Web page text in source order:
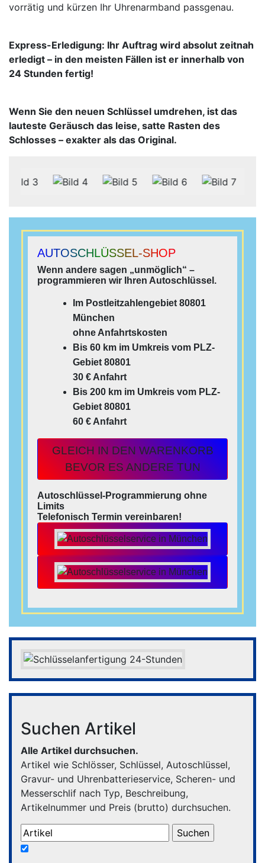
vorrätig und kürzen Ihr Uhrenarmband passgenau.
Express-Erledigung: Ihr Auftrag wird absolut zeitnah
erledigt – in den meisten Fällen ist er innerhalb von
24 Stunden fertig!
Wenn Sie den neuen Schlüssel umdrehen, ist das
lauteste Geräusch das leise, satte Rasten des
Schlosses – exakter als das Original.
AUTOSCHLÜSSEL-SHOP
Wenn andere sagen „unmöglich“ –
programmieren wir Ihren Autoschlüssel.
Im Postleitzahlengebiet 80801
München
ohne Anfahrtskosten
Bis 60 km im Umkreis vom PLZ-
Gebiet 80801
30 € Anfahrt
Bis 200 km im Umkreis vom PLZ-
Gebiet 80801
60 € Anfahrt
GLEICH IN DEN WARENKORB
BEVOR ES ANDERE TUN
Autoschlüssel-Programmierung ohne
Limits
Telefonisch Termin vereinbaren!
Suchen Artikel
Alle Artikel durchsuchen.
Artikel wie Schlösser, Schlüssel, Autoschlüssel,
Gravur- und Uhrenbatterieservice, Scheren- und
Messerschlif nach Typ, Beschreibung,
Artikelnummer und Preis (brutto) durchsuchen.